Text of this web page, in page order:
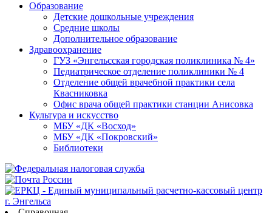
Образование
Детские дошкольные учреждения
Средние школы
Дополнительное образование
Здравоохранение
ГУЗ «Энгельсская городская поликлиника № 4»
Педиатрическое отделение поликлиники № 4
Отделение общей врачебной практики села
Квасниковка
Офис врача общей практики станции Анисовка
Культура и искусство
МБУ «ДК «Восход»
МБУ «ДК «Покровский»
Библиотеки